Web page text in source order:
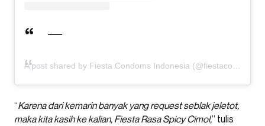
A post shared by Fiesta Condoms Indonesia (@fiestacondoms)
“Karena dari kemarin banyak yang request seblak jeletot,
maka kita kasih ke kalian, Fiesta Rasa Spicy Cimol,” tulis